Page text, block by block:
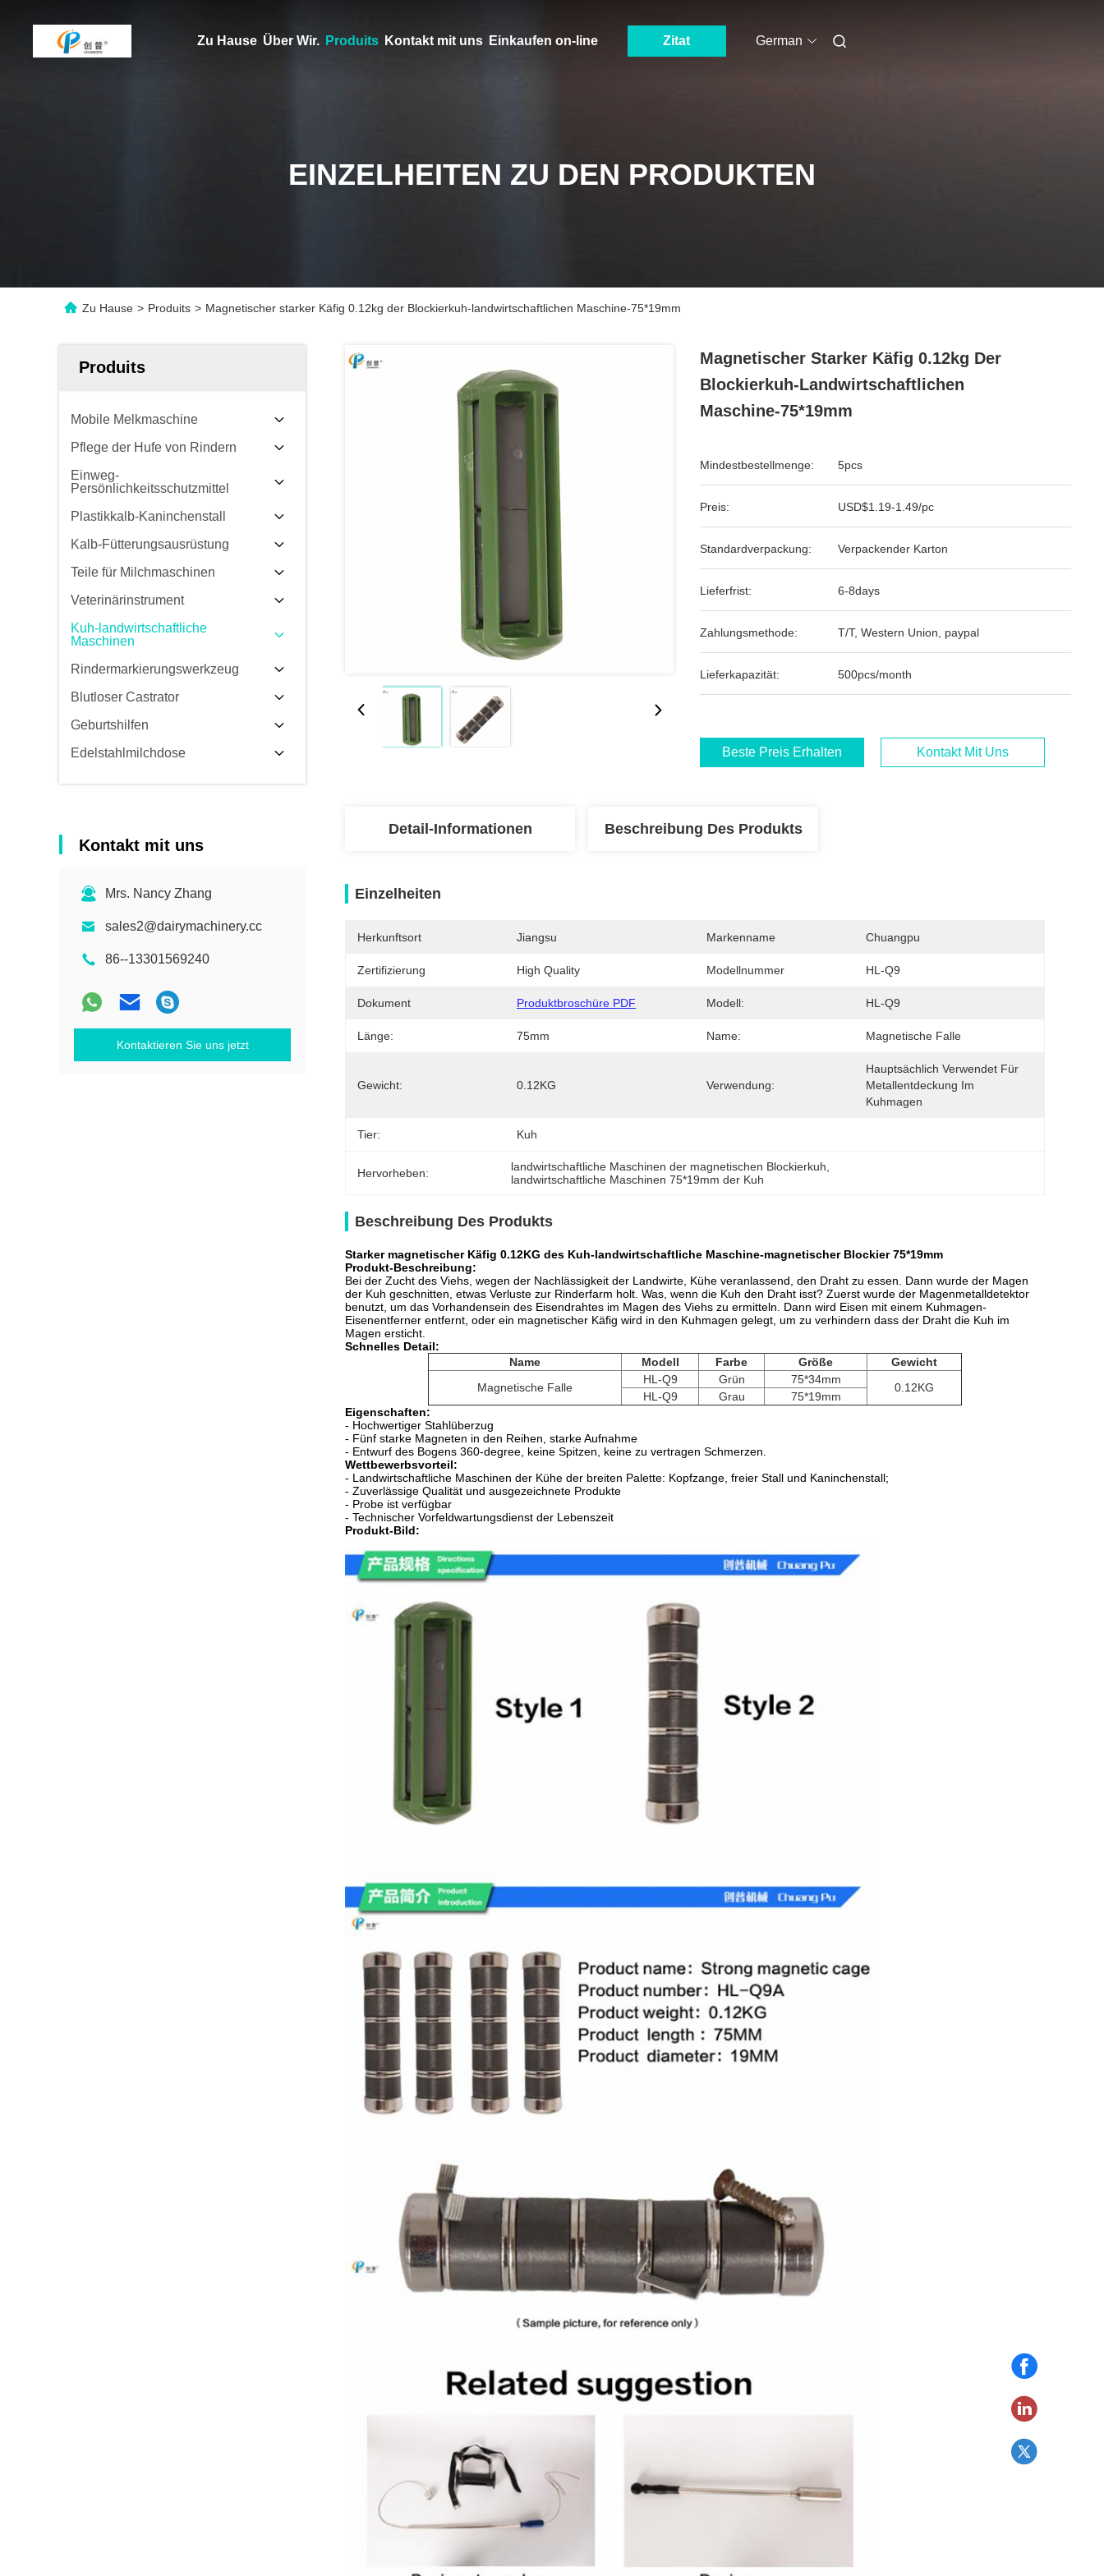
Zu Hause Über Wir. Produits Kontakt mit uns Einkaufen on-line Zitat German
EINZELHEITEN ZU DEN PRODUKTEN
Zu Hause > Produits > Magnetischer starker Käfig 0.12kg der Blockierkuh-landwirtschaftlichen Maschine-75*19mm
Produits
Mobile Melkmaschine
Pflege der Hufe von Rindern
Einweg-
Persönlichkeitsschutzmittel
Plastikkalb-Kaninchenstall
Kalb-Fütterungsausrüstung
Teile für Milchmaschinen
Veterinärinstrument
Kuh-landwirtschaftliche
Maschinen
Rindermarkierungswerkzeug
Blutloser Castrator
Geburtshilfen
Edelstahlmilchdose
Kontakt mit uns
Mrs. Nancy Zhang
sales2@dairymachinery.cc
86--13301569240
Kontaktieren Sie uns jetzt
Magnetischer Starker Käfig 0.12kg Der
Blockierkuh-Landwirtschaftlichen
Maschine-75*19mm
Mindestbestellmenge: 5pcs
Preis: USD$1.19-1.49/pc
Standardverpackung: Verpackender Karton
Lieferfrist: 6-8days
Zahlungsmethode: T/T, Western Union, paypal
Lieferkapazität: 500pcs/month
Beste Preis Erhalten Kontakt Mit Uns
Detail-Informationen Beschreibung Des Produkts
Einzelheiten
Herkunftsort Jiangsu Markenname Chuangpu
Zertifizierung High Quality Modellnummer HL-Q9
Dokument Produktbroschüre PDF Modell: HL-Q9
Länge: 75mm Name: Magnetische Falle
Gewicht: 0.12KG Verwendung:
Hauptsächlich Verwendet Für
Metallentdeckung Im
Kuhmagen
Tier: Kuh
Hervorheben: landwirtschaftliche Maschinen der magnetischen Blockierkuh
landwirtschaftliche Maschinen 75*19mm der Kuh
Beschreibung Des Produkts
Starker magnetischer Käfig 0.12KG des Kuh-landwirtschaftliche Maschine-magnetischer Blockier 75*19mm
Produkt-Beschreibung:
Bei der Zucht des Viehs, wegen der Nachlässigkeit der Landwirte, Kühe veranlassend, den Draht zu essen. Dann wurde der Magen
der Kuh geschnitten, etwas Verluste zur Rinderfarm holt. Was, wenn die Kuh den Draht isst? Zuerst wurde der Magenmetalldetektor
benutzt, um das Vorhandensein des Eisendrahtes im Magen des Viehs zu ermitteln. Dann wird Eisen mit einem Kuhmagen-
Eisenentferner entfernt, oder ein magnetischer Käfig wird in den Kuhmagen gelegt, um zu verhindern dass der Draht die Kuh im
Magen ersticht.
Schnelles Detail:
Name
Modell Farbe Größe
Gewicht
Magnetische Falle
HL-Q9 Grün 75*34mm
0.12KG
HL-Q9 Grau
75*19mm
Eigenschaften:
- Hochwertiger Stahlüberzug
- Fünf starke Magneten in den Reihen, starke Aufnahme
- Entwurf des Bogens 360-degree, keine Spitzen, keine zu vertragen Schmerzen.
Wettbewerbsvorteil:
- Landwirtschaftliche Maschinen der Kühe der breiten Palette: Kopfzange, freier Stall und Kaninchenstall;
- Zuverlässige Qualität und ausgezeichnete Produkte
- Probe ist verfügbar
- Technischer Vorfeldwartungsdienst der Lebenszeit
Produkt-Bild: